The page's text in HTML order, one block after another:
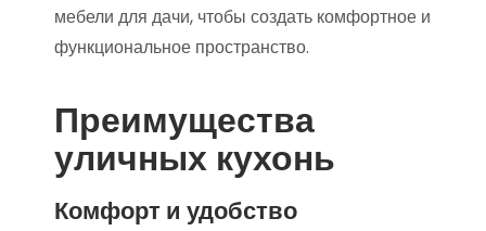
мебели для дачи, чтобы создать комфортное и
функциональное пространство.
Преимущества
уличных кухонь
Комфорт и удобство